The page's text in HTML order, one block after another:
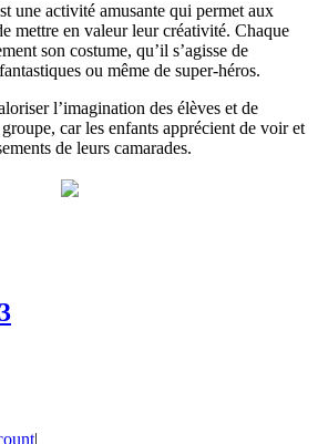
une activité amusante qui permet aux
mettre en valeur leur créativité. Chaque
son costume, qu’il s’agisse de
ou même de super-héros.
l’imagination des élèves et de
car les enfants apprécient de voir et
de leurs camarades.
|